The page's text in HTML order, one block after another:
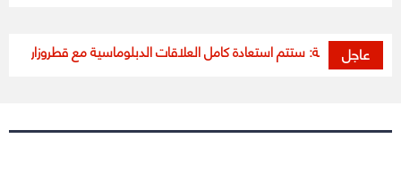
عاجل
وزير الخارجية: ستتم استعادة كامل العلاقات الدبلوماسية مع قطروزارة